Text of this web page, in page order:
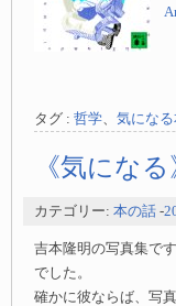
タグ : 哲学、 気にな
《気にな
カテゴリー: 本の話 -
吉本隆明の写真集で
でした。
確かに彼ならば、写